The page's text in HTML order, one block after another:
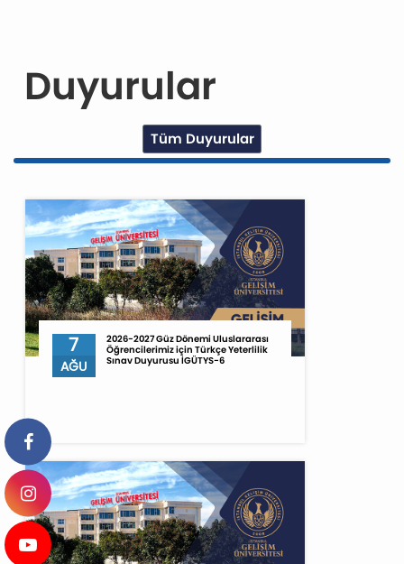
Duyurular
Tüm Duyurular
7
AĞU
2026-2027 Güz Dönemi Uluslararası
Öğrencilerimiz için Türkçe Yeterlilik
Sınav Duyurusu İGÜTYS-6